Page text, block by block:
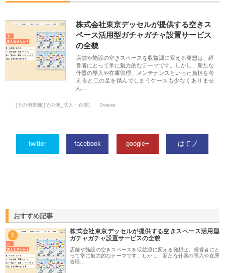
株式会社東京デッセルが提供する空きス
ペース活用型ガチャガチャ設置サービス
の全貌
店舗や施設の空きスペースを収益源に変える発想は、経
営者にとって常に魅力的なテーマです。しかし、新たな
什器の導入や在庫管理、メンテナンスといった負担を考
えると二の足を踏んでしまうケースも少なくありませ
ん…
[その他業種][その他_法人・企業] 0views
twitter facebook google+ はてブ
おすすめ記事
1
株式会社東京デッセルが提供する空きスペース活用型
ガチャガチャ設置サービスの全貌
店舗や施設の空きスペースを収益源に変える発想は、経営者にと
って常に魅力的なテーマです。しかし、新たな什器の導入や在庫
管理…